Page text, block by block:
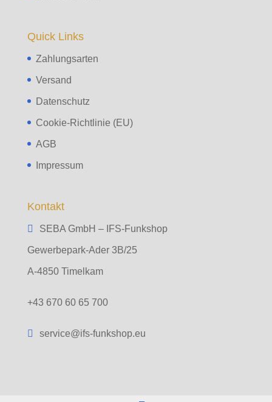
Quick Links
Zahlungsarten
Versand
Datenschutz
Cookie-Richtlinie (EU)
AGB
Impressum
Kontakt
SEBA GmbH – IFS-Funkshop
Gewerbepark-Ader 3B/25
A-4850 Timelkam
+43 670 60 65 700
service@ifs-funkshop.eu